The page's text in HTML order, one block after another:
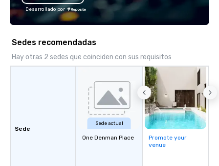
Desarrollado por
Sedes recomendadas
Hay otras 2 sedes que coinciden con sus requisitos
Sede
Sede actual
One Denman Place
Promote your
venue